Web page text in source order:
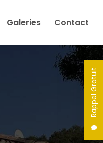
Rappel Gratuit
Galeries Contact